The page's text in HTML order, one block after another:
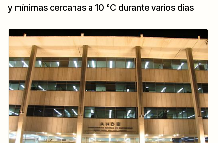
y mínimas cercanas a 10 °C durante varios días